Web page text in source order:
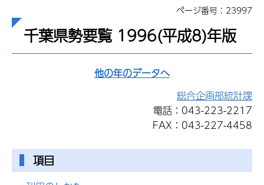
ページ番号：23997
千葉県勢要覧 1996(平成8)年版
他の年のデータへ
総合企画部統計課
電話：043-223-2217
FAX：043-227-4458
項目